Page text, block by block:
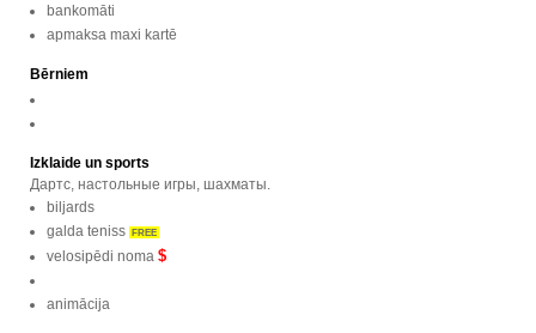
bankomāti
apmaksa maxi kartē
Bērniem
Izklaide un sports
Дартс, настольные игры, шахматы.
biljards
galda teniss FREE
velosipēdi noma $
animācija